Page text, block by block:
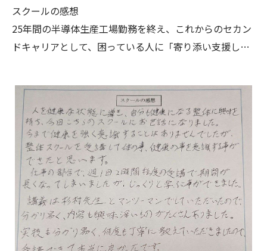
スクールの感想
25年間の半導体生産工場勤務を終え、これからのセカン
ドキャリアとして、困っている人に「寄り添い支援した
セラー、そして「整体」という道を選びました。
整体をどのように学ぼうかと悩んでいた時に「インター
ネットでJHB整体スクールをみつけました。
受講料はかなり安そうだったので、ありがたい反面、本
当に整体の技術を修得できるか不安だったのですが、ひ
とまず話しだけでもと杉村先生にお会いしたところ、不
安と迷いは消え、整体を通して夢を叶える希望へと変わ
っていました。
それはスクールの授業を重ねるごとに確信へと変わり、
マンツーマン指導を通して解剖学、骨格、筋肉、東洋医